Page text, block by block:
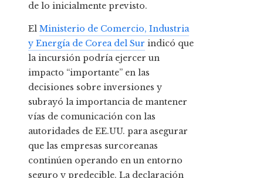
de lo inicialmente previsto.
El Ministerio de Comercio, Industria
y Energía de Corea del Sur indicó que
la incursión podría ejercer un
impacto “importante” en las
decisiones sobre inversiones y
subrayó la importancia de mantener
vías de comunicación con las
autoridades de EE.UU. para asegurar
que las empresas surcoreanas
continúen operando en un entorno
seguro y predecible. La declaración